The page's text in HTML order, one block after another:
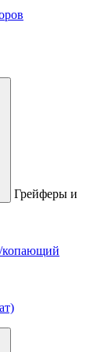
Грейферы и
копающий